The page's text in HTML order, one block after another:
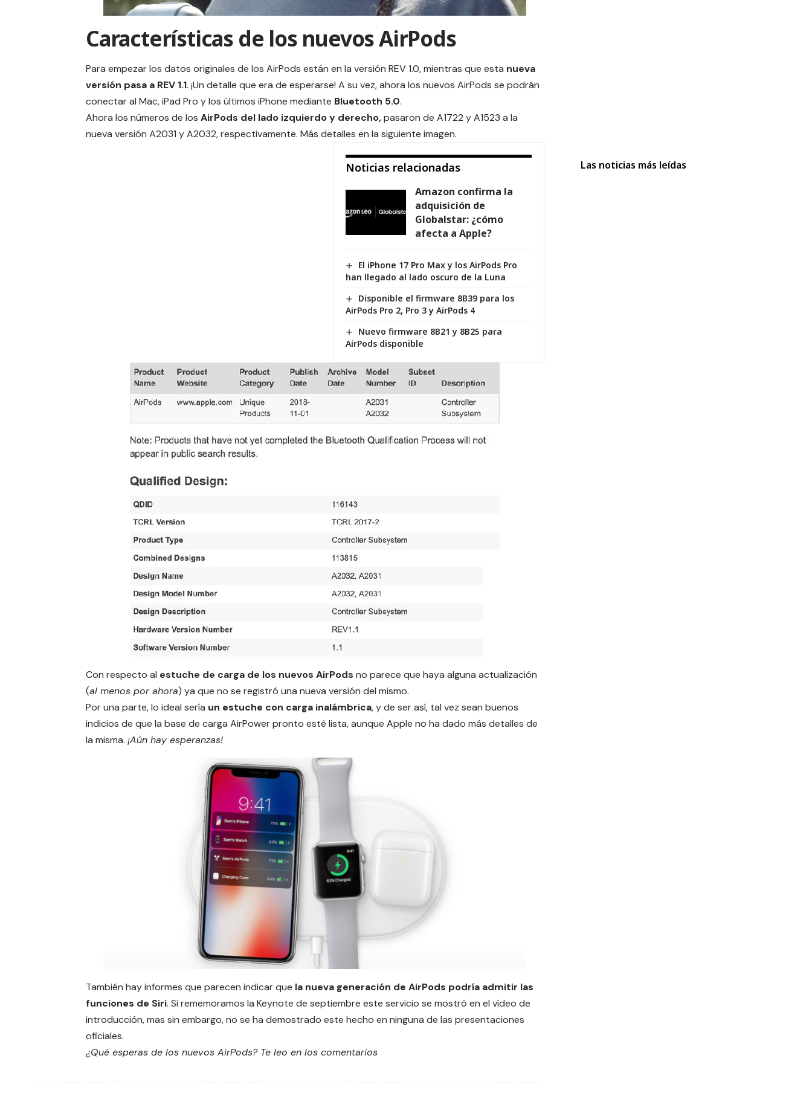
Características de los nuevos AirPods
Para empezar los datos originales de los AirPods están en la versión REV 1.0, mientras que esta nueva
versión pasa a REV 1.1. ¡Un detalle que era de esperarse! A su vez, ahora los nuevos AirPods se podrán
conectar al Mac,iPad Pro y los últimos iPhone mediante Bluetooth 5.0.
Ahora los números de los AirPods del lado izquierdo y derecho,pasaron de A1722 y A1523 a la
nueva versión A2031 y A2032, respectivamente. Más detalles en la siguiente imagen.
Noticias relacionadas
Amazon confirma la
adquisición de
Globalstar: ¿cómo
afecta a Apple?
El iPhone 17 Pro Max y los AirPods Pro
han llegado al lado oscuro de la Luna
Disponible el firmware 8B39 para los
AirPods Pro 2, Pro 3 y AirPods 4
Nuevo firmware 8B21 y 8B25 para
AirPods disponible
Con respecto al estuche de carga de los nuevos AirPods no parece que haya alguna actualización
(al menos por ahora) ya que no se registró una nueva versión del mismo.
Por una parte, lo ideal sería un estuche con carga inalámbrica, y de ser así, tal vez sean buenos
indicios de que la base de carga AirPowerpronto esté lista, aunque Apple no ha dado más detalles de
la misma. ¡Aún hay esperanzas!
También hay informes que parecen indicar que la nueva generación de AirPods podría admitir las
funciones de Siri. Si rememoramos la Keynote de septiembre este servicio se mostró en el vídeo de
introducción, mas sin embargo, no se ha demostrado este hecho en ninguna de las presentaciones
oficiales.
¿Qué esperas de los nuevos AirPods? Te leo en los comentarios
Las noticias más leídas